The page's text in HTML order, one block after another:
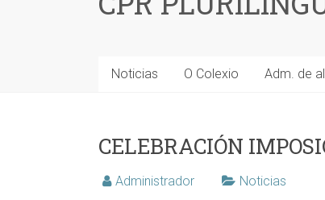
Noticias O Colexio Adm. de
CELEBRACIÓN
Administrador Noticias